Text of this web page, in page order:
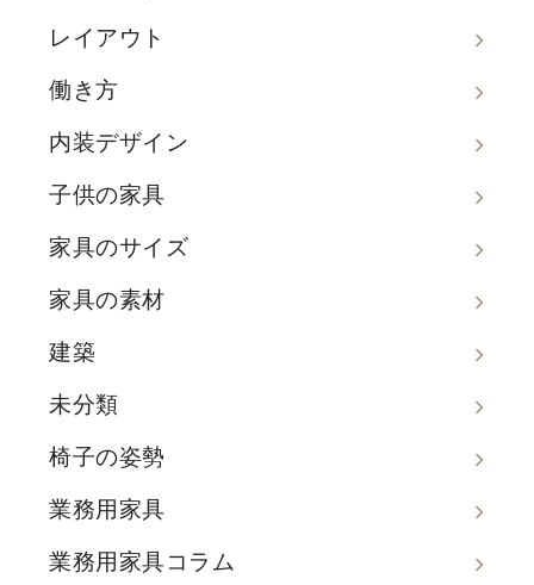
レイアウト
働き方
内装デザイン
子供の家具
家具のサイズ
家具の素材
建築
未分類
椅子の姿勢
業務用家具
業務用家具コラム